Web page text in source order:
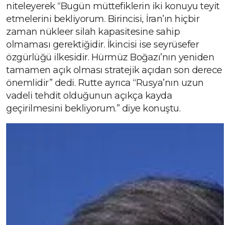
niteleyerek “Bugün müttefiklerin iki konuyu teyit
etmelerini bekliyorum. Birincisi, İran’ın hiçbir
zaman nükleer silah kapasitesine sahip
olmaması gerektiğidir. İkincisi ise seyrüsefer
özgürlüğü ilkesidir. Hürmüz Boğazı’nın yeniden
tamamen açık olması stratejik açıdan son derece
önemlidir” dedi. Rutte ayrıca “Rusya’nın uzun
vadeli tehdit olduğunun açıkça kayda
geçirilmesini bekliyorum.” diye konuştu.